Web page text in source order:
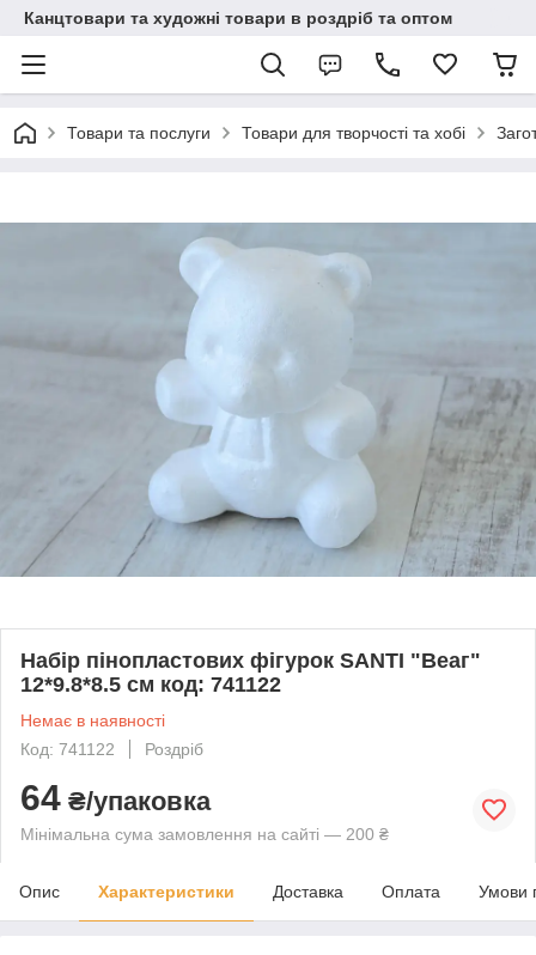
Канцтовари та художні товари в роздріб та оптом
Товари та послуги Товари для творчості та хобі
Набір пінопластових фігурок SANTI "Веаг"
12*9.8*8.5 см код: 741122
Немає в наявності
Код: 741122
Роздріб
64 ₴/упаковка
Мінімальна сума замовлення на сайті — 200 ₴
Опис Характеристики Доставка Оплата Умови